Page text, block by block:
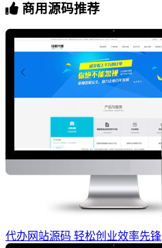
商用源码推荐
代办网站源码 轻松创业效率先锋